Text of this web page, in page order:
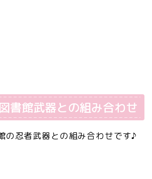
書館武器との組み合わせ
の忍者武器との組み合わせです♪